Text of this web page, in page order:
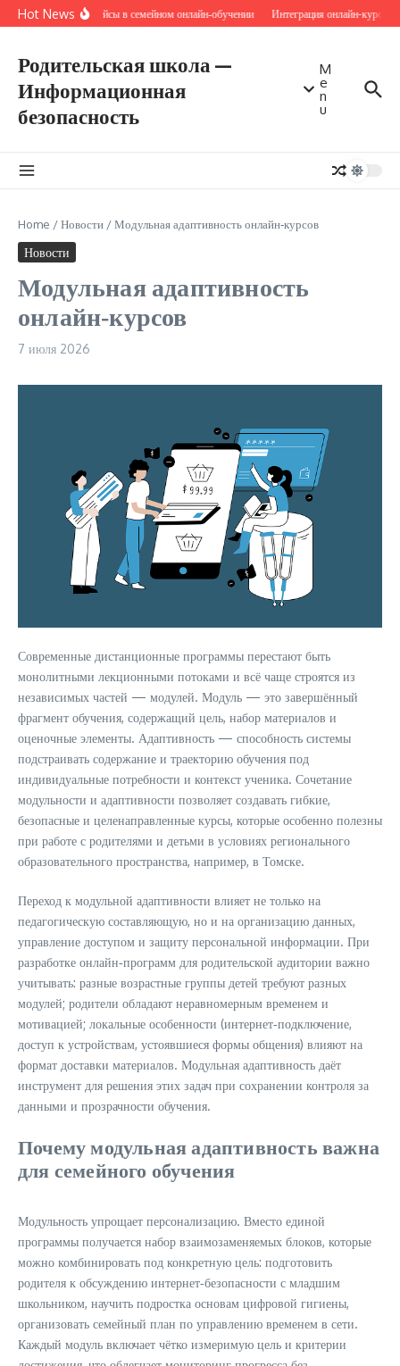
Перейти к содержанию
Hot NewsМикрокейсы в семейном онлайн‑обучении Интеграция онлайн-курсов
Родительская школа —
Информационная
безопасность
M
e
n
u
Home /Новости /Модульная адаптивность онлайн‑курсов
Новости
Модульная адаптивность
онлайн‑курсов
7 июля 2026
Современные дистанционные программы перестают быть
монолитными лекционными потоками и всё чаще строятся из
независимых частей — модулей. Модуль — это завершённый
фрагмент обучения, содержащий цель, набор материалов и
оценочные элементы. Адаптивность — способность системы
подстраивать содержание и траекторию обучения под
индивидуальные потребности и контекст ученика. Сочетание
модульности и адаптивности позволяет создавать гибкие,
безопасные и целенаправленные курсы, которые особенно полезны
при работе с родителями и детьми в условиях регионального
образовательного пространства, например, в Томске.
Переход к модульной адаптивности влияет не только на
педагогическую составляющую, но и на организацию данных,
управление доступом и защиту персональной информации. При
разработке онлайн‑программ для родительской аудитории важно
учитывать: разные возрастные группы детей требуют разных
модулей; родители обладают неравномерным временем и
мотивацией; локальные особенности (интернет‑подключение,
доступ к устройствам, устоявшиеся формы общения) влияют на
формат доставки материалов. Модульная адаптивность даёт
инструмент для решения этих задач при сохранении контроля за
данными и прозрачности обучения.
Почему модульная адаптивность важна
для семейного обучения
Модульность упрощает персонализацию. Вместо единой
программы получается набор взаимозаменяемых блоков, которые
можно комбинировать под конкретную цель: подготовить
родителя к обсуждению интернет‑безопасности с младшим
школьником, научить подростка основам цифровой гигиены,
организовать семейный план по управлению временем в сети.
Каждый модуль включает чётко измеримую цель и критерии